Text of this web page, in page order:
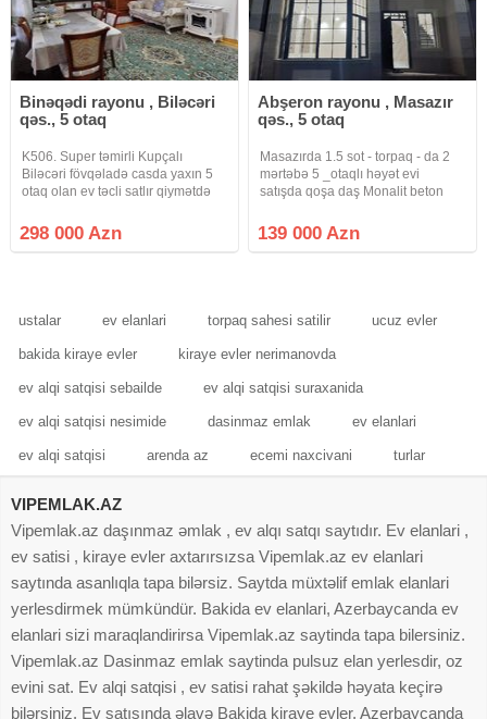
Binəqədi rayonu , Biləcəri
qəs., 5 otaq
K506. Super təmirli Kupçalı
Biləcəri fövqəladə casda yaxın 5
otaq olan ev təcli satlır qiymətdə
baxmaq olar ciraq əmlak kanalına
abunə olun bütün vidyalar sizə
298 000 Azn
Abşeron rayonu , Masazır
qəs., 5 otaq
Masazırda 1.5 sot - torpaq - da 2
mərtəbə 5 _otaqlı həyət evi
satışda qoşa daş Monalit beton
sənədi kupca real Alıcı zəng eləsin
qiymət razılığı olacaq 142 nömrəli
139 000 Azn
ustalar ev elanlari torpaq sahesi satilir ucuz evler
bakida kiraye evler kiraye evler nerimanovda
ev alqi satqisi sebailde ev alqi satqisi suraxanida
ev alqi satqisi nesimide dasinmaz emlak ev elanlari
ev alqi satqisi arenda az ecemi naxcivani turlar
VIPEMLAK.AZ
Vipemlak.az daşınmaz əmlak , ev alqı satqı saytıdır. Ev elanlari ,
ev satisi , kiraye evler axtarırsızsa Vipemlak.az ev elanlari
saytında asanlıqla tapa bilərsiz. Saytda müxtəlif emlak elanlari
yerlesdirmek mümkündür. Bakida ev elanlari, Azerbaycanda ev
elanlari sizi maraqlandirirsa Vipemlak.az saytinda tapa bilersiniz.
Vipemlak.az Dasinmaz emlak saytinda pulsuz elan yerlesdir, oz
evini sat. Ev alqi satqisi , ev satisi rahat şəkildə həyata keçirə
bilərsiniz. Ev satışında əlavə Bakida kiraye evler, Azerbaycanda